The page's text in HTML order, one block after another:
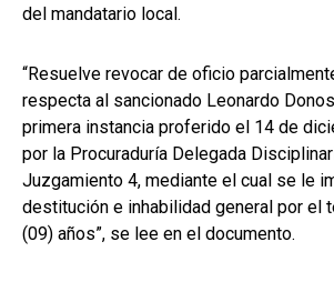
del mandatario local.
“Resuelve revocar de oficio
respecta al sancionado Leonardo
primera instancia proferido el 14 de
por la Procuraduría Delegada
Juzgamiento 4, mediante el cual se le
destitución e inhabilidad general por el
(09) años”, se lee en el documento.